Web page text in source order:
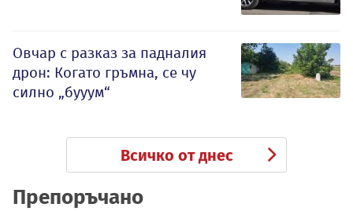
Овчар с разказ за падналия
дрон: Когато гръмна, се чу
силно „бууум“
Всичко от днес
Препоръчано